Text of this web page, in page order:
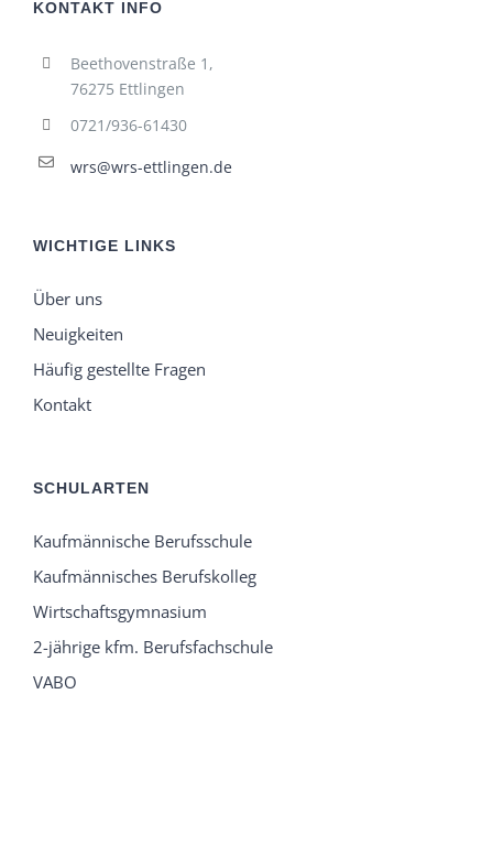
KONTAKT INFO
Beethovenstraße 1,
76275 Ettlingen
0721/936-61430
wrs@wrs-ettlingen.de
WICHTIGE LINKS
Über uns
Neuigkeiten
Häufig gestellte Fragen
Kontakt
SCHULARTEN
Kaufmännische Berufsschule
Kaufmännisches Berufskolleg
Wirtschaftsgymnasium
2-jährige kfm. Berufsfachschule
VABO